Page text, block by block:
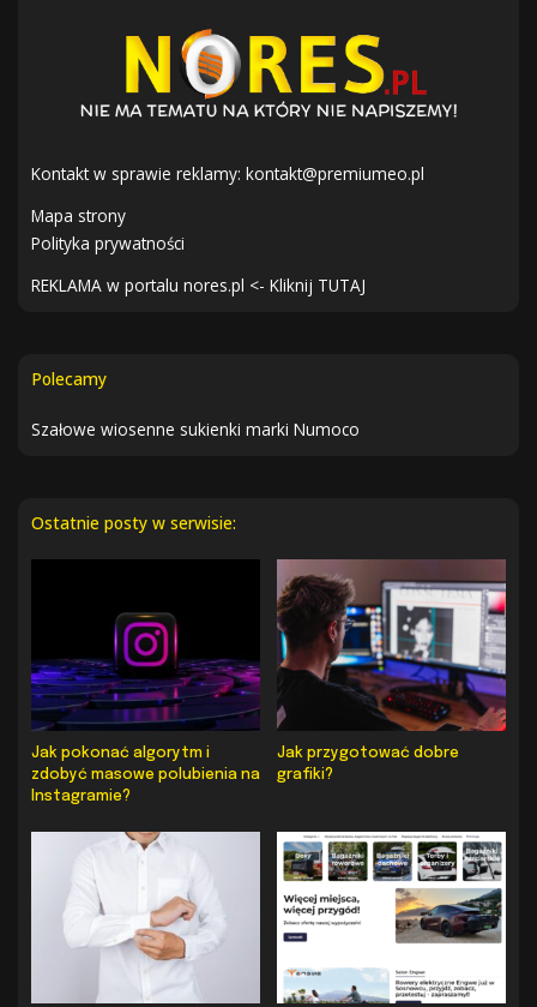
Kontakt w sprawie reklamy: kontakt@premiumeo.pl
Mapa strony
Polityka prywatności
REKLAMA w portalu nores.pl <- Kliknij TUTAJ
Polecamy
Szałowe wiosenne sukienki marki Numoco
Ostatnie posty w serwisie:
Jak pokonać algorytm i
zdobyć masowe polubienia na
Instagramie?
Jak przygotować dobre
grafiki?